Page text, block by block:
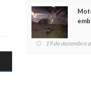
19 de dezembro